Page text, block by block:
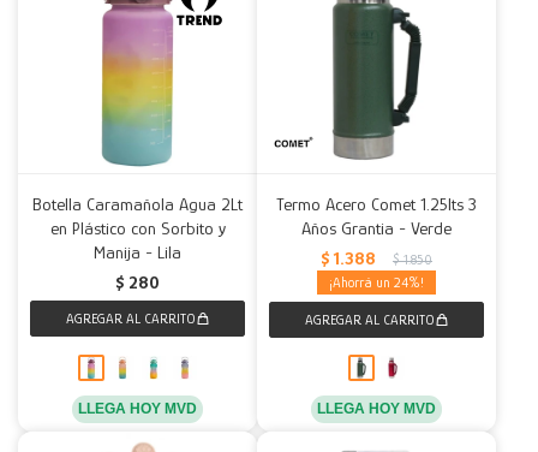
Botella Caramañola Agua 2Lt
en Plástico con Sorbito y
Manija - Lila
$ 280
LLEGA HOY MVD
Termo Acero Comet 1.25lts 3
Años Grantia - Verde
$ 1.388 $ 1.850
24
LLEGA HOY MVD